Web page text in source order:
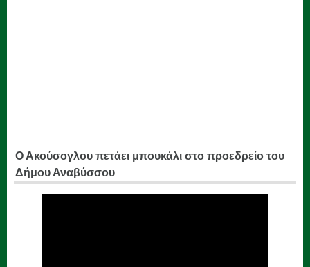
Ο Ακούσογλου πετάει μπουκάλι στο προεδρείο του
Δήμου Αναβύσσου